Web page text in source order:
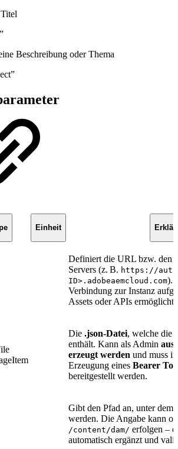
Beschreibung oder Thema
Einheit
Definiert die URL bzw. den
Servers (z. B. https://
ID>.adobeaemcloud.com).
Verbindung zur Instanz
Assets oder APIs ermöglicht.
Die .json-Datei, welche die
enthält. Kann als Admin aus
erzeugt werden und muss
Erzeugung eines Bearer
bereitgestellt werden.
Gibt den Pfad an, unter
werden. Die Angabe kann
/content/dam/ erfolgen –
automatisch ergänzt und